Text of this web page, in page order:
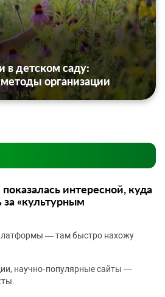
в детском саду:
организации
интересной, куда
«культурным
— там быстро нахожу
научно‑популярные сайты —